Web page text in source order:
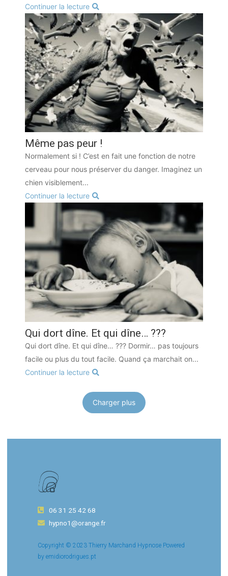
Continuer la lecture
Même pas peur !
Normalement si ! C’est en fait une fonction de notre
cerveau pour nous préserver du danger. Imaginez un
chien visiblement...
Continuer la lecture
Qui dort dîne. Et qui dîne… ???
Qui dort dîne. Et qui dîne… ??? Dormir… pas toujours
facile ou plus du tout facile. Quand ça marchait on...
Continuer la lecture
Charger plus
06 31 25 42 68
hypno1@orange.fr
Copyright © 2023 Thierry Marchand Hypnose Powered
by emidiorodrigues.pt